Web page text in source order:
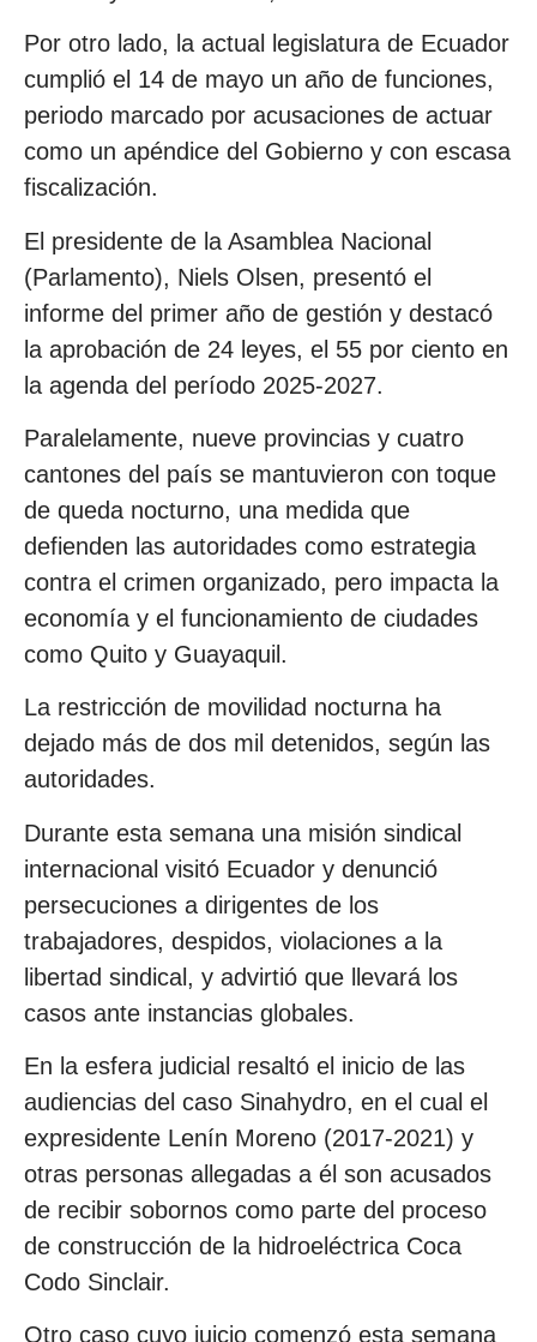
Por otro lado, la actual legislatura de Ecuador
cumplió el 14 de mayo un año de funciones,
periodo marcado por acusaciones de actuar
como un apéndice del Gobierno y con escasa
fiscalización.
El presidente de la Asamblea Nacional
(Parlamento), Niels Olsen, presentó el
informe del primer año de gestión y destacó
la aprobación de 24 leyes, el 55 por ciento en
la agenda del período 2025-2027.
Paralelamente, nueve provincias y cuatro
cantones del país se mantuvieron con toque
de queda nocturno, una medida que
defienden las autoridades como estrategia
contra el crimen organizado, pero impacta la
economía y el funcionamiento de ciudades
como Quito y Guayaquil.
La restricción de movilidad nocturna ha
dejado más de dos mil detenidos, según las
autoridades.
Durante esta semana una misión sindical
internacional visitó Ecuador y denunció
persecuciones a dirigentes de los
trabajadores, despidos, violaciones a la
libertad sindical, y advirtió que llevará los
casos ante instancias globales.
En la esfera judicial resaltó el inicio de las
audiencias del caso Sinahydro, en el cual el
expresidente Lenín Moreno (2017-2021) y
otras personas allegadas a él son acusados
de recibir sobornos como parte del proceso
de construcción de la hidroeléctrica Coca
Codo Sinclair.
Otro caso cuyo juicio comenzó esta semana